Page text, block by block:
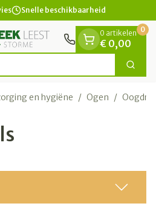
Snelle beschikbaarheid
Zoek
0 artikelen
€ 0,00
0
en hygiëne / Ogen /